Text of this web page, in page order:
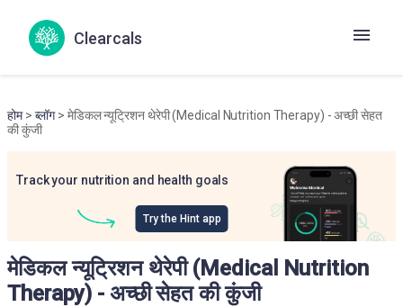
Clearcals
होम> ब्लॉग> मेडिकल न्यूट्रिशन थेरेपी (Medical Nutrition Therapy) - अच्छी सेहत
की कुंजी
Track your nutrition and health goals
Try the Hint app
मेडिकल न्यूट्रिशन थेरेपी (Medical Nutrition
Therapy) - अच्छी सेहत की कुंजी